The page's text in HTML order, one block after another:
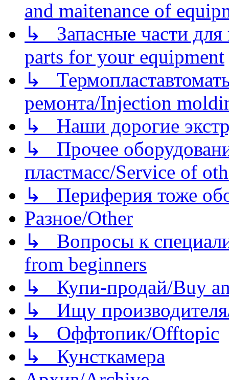
and maitenance of
↳ Запасные части для
parts for your equipment
↳
ремонта/Injection
↳ Наши дорогие
↳ Прочее
пластмасс/Service of
↳ Периферия тоже
Разное/Other
↳ Вопросы к
from beginners
↳ Купи-продай/Buy
↳ Ищу
↳ Оффтопик/Offtopic
↳ Кунсткамера